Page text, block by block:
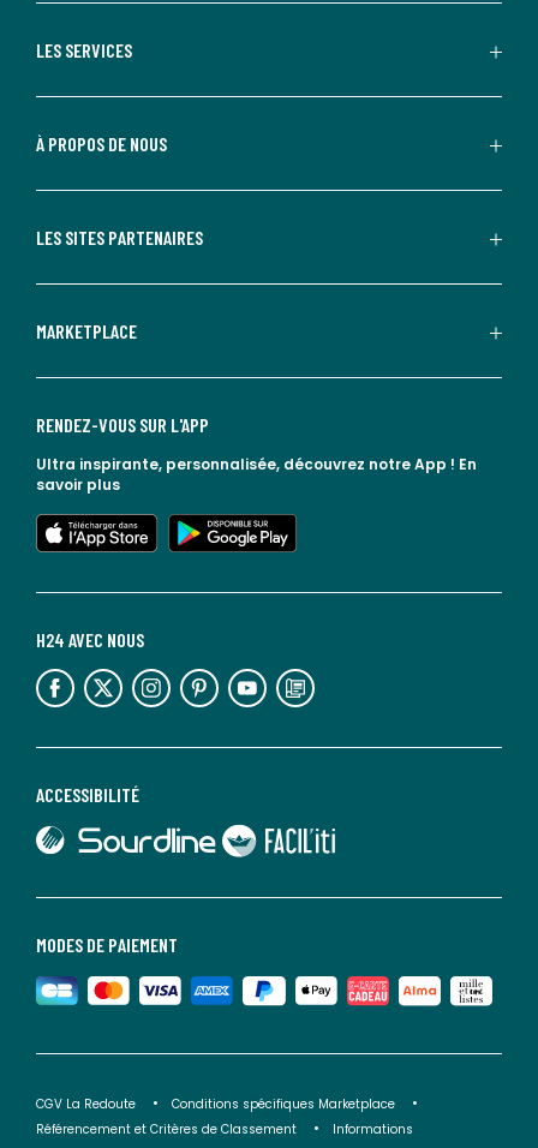
LES SERVICES
À PROPOS DE NOUS
LES SITES PARTENAIRES
MARKETPLACE
MODES DE PAIEMENT
ACCESSIBILITÉ
lien vers Sourdline
lien vers Faciliti
H24 AVEC NOUS
lien vers l'espace réseaux sociaux lien vers l'espace réseaux sociaux lien vers l'espace réseaux sociaux lien vers l'espace réseaux sociaux lien vers l'espace réseaux sociaux lien vers le blog la redoute
RENDEZ-VOUS SUR L'APP
Ultra inspirante, personnalisée, découvrez notre App ! En
savoir plus
lien vers l'app store
lien vers google play
CGV La Redoute
Conditions spécifiques Marketplace
Référencement et Critères de Classement
Informations